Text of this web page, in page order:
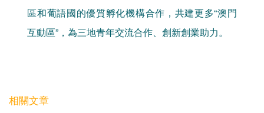
區和葡語國的優質孵化機構合作，共建更多“澳門
互動區”，為三地青年交流合作、創新創業助力。
相關文章